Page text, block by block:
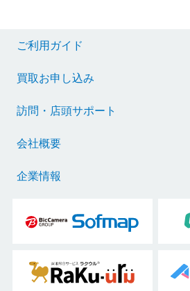
ご利用ガイド
買取お申し込み
訪問・店頭サポート
会社概要
企業情報